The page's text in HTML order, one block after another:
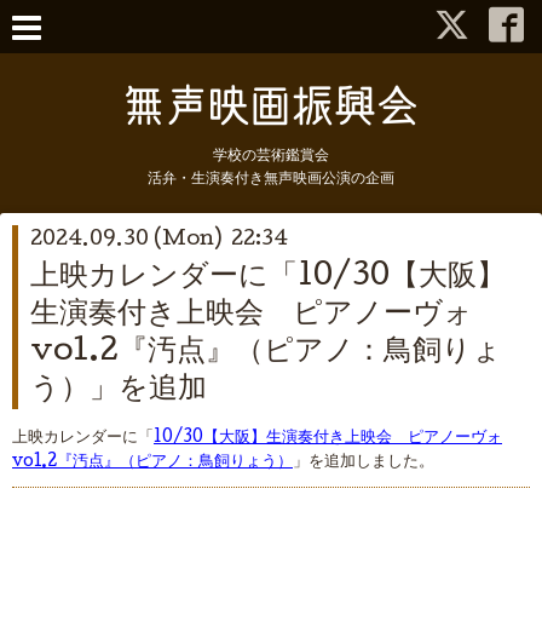
学校の芸術鑑賞会
活弁・生演奏付き無声映画公演の企画
2024.09.30 (Mon) 22:34
上映カレンダーに「10/30【大阪】
生演奏付き上映会 ピアノーヴォ
vol.2『汚点』（ピアノ：鳥飼りょ
う）」を追加
上映カレンダーに「 10/30【大阪】生演奏付き上映会 ピアノーヴォ
vol.2『汚点』（ピアノ：鳥飼りょう） 」を追加しました。